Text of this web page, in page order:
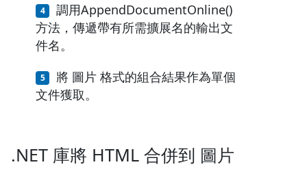
調用AppendDocumentOnline()
方法，傳遞帶有所需擴展名的輸出文
件名。
將 圖片 格式的組合結果作為單個
文件獲取。
.NET 庫將 HTML 合併到 圖片